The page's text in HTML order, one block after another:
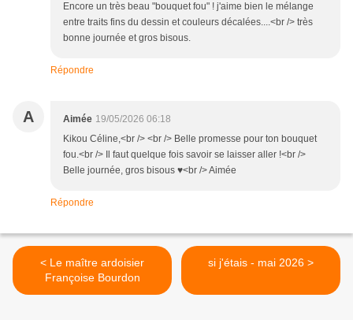
Encore un très beau "bouquet fou" ! j'aime bien le mélange
entre traits fins du dessin et couleurs décalées....<br /> très
bonne journée et gros bisous.
Répondre
A Aimée 19/05/2026 06:18
Kikou Céline,<br /> <br /> Belle promesse pour ton bouquet
fou.<br /> Il faut quelque fois savoir se laisser aller !<br />
Belle journée, gros bisous ♥<br /> Aimée
Répondre
< Le maître ardoisier
Françoise Bourdon
si j'étais - mai 2026 >